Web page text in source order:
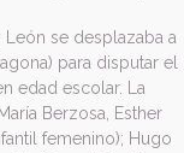
se desplazaba a
para disputar el
edad escolar. La
Berzosa, Esther
femenino); Hugo